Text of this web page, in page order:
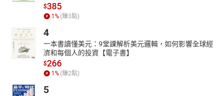
$385
1% (賺3點)
4
一本書讀懂美元：9堂課解析美元邏輯，如何影響全球經
濟和每個人的投資【電子書】
$266
1% (賺2點)
5